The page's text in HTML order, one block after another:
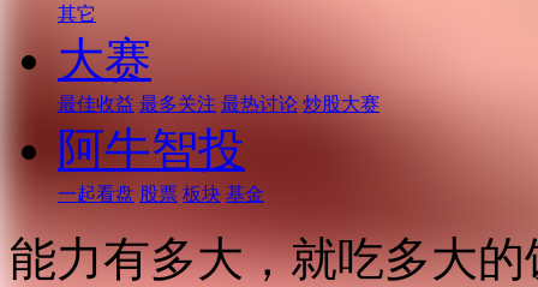
其它
大赛
最佳收益 最多关注 最热讨论 炒股大赛
阿牛智投
一起看盘 股票 板块 基金
能力有多大，就吃多大的